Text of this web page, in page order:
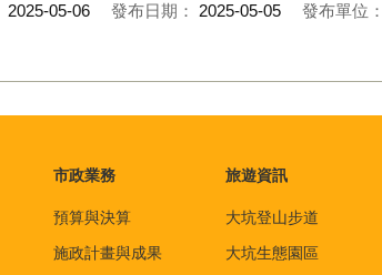
2025-05-06 發布日期： 2025-05-05 發布單位：
市政業務
預算與決算
施政計畫與成果
旅遊資訊
大坑登山步道
大坑生態園區